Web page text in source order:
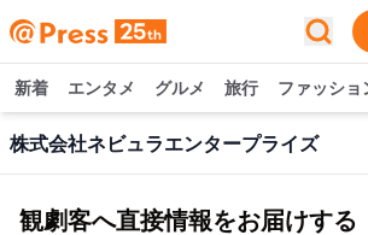
新着 エンタメ グルメ 旅行 ファッショ
株式会社ネビュラエンタープライズ
観劇客へ直接情報をお届けする